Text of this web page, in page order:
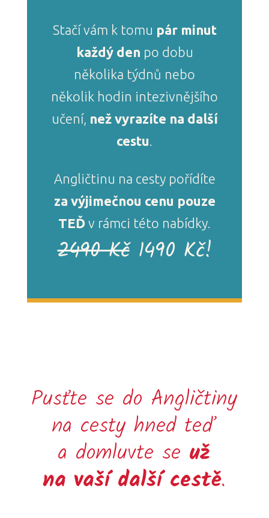
Stačí vám k tomu pár minut
každý den po dobu
několika týdnů nebo
několik hodin intezivnějšího
učení, než vyrazíte na další
cestu
Angličtinu na cesty pořídíte
za výjimečnou cenu pouze
TEĎ v rámci této nabídky.
2490 Kč1490 Kč!
Pusťte se do Angličtiny
na cesty hned teď
a domluvte se už
na vaší další cestě.